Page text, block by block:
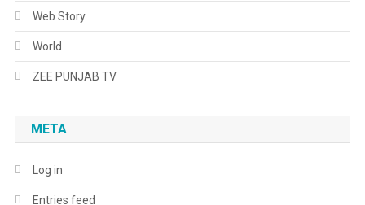
Web Story
World
ZEE PUNJAB TV
META
Log in
Entries feed